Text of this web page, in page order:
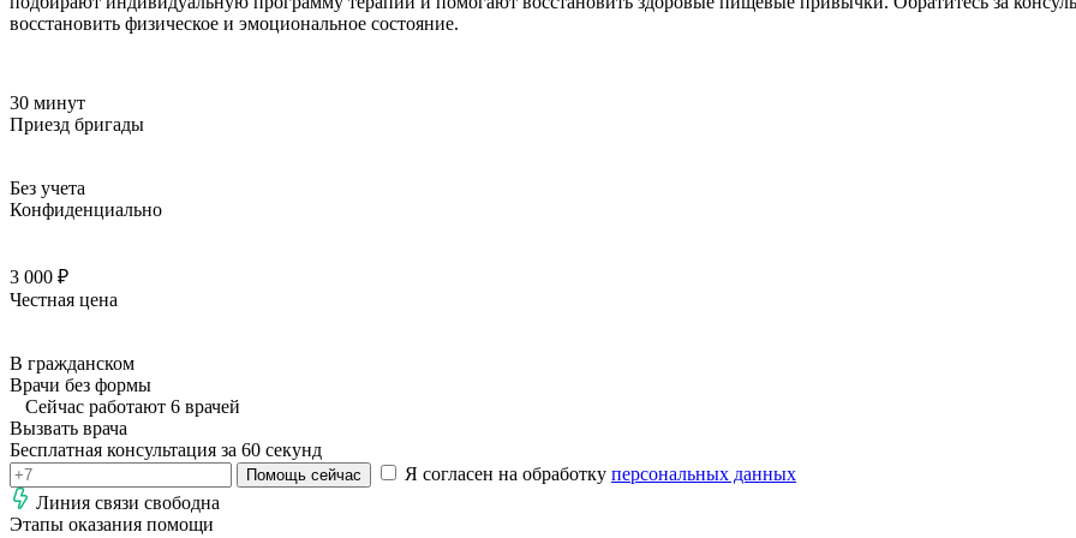
восстановить физическое и эмоциональное состояние.
30 минут
Приезд бригады
Без учета
Конфиденциально
3 000 ₽
Честная цена
В гражданском
Врачи без формы
Сейчас работают 6 врачей
Вызвать врача
Бесплатная консультация за 60 секунд
Помощь сейчас Я согласен на обработку персональных данных
Линия связи свободна
Этапы оказания помощи